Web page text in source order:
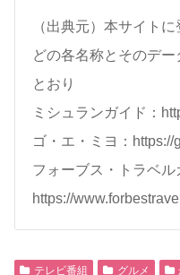
（出典元）本サイト
どの各名称とそのデ
とおり
ミシュランガイド：
ゴ・エ・ミヨ：
フォーブス・トラベル
https://
テレビ番組 グルメ